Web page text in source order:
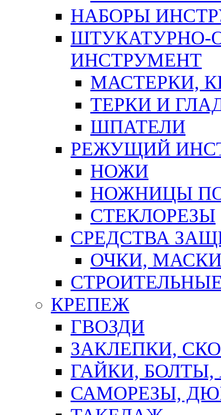
НАБОРЫ
ШТУКАТУРНО-
ИНСТРУМЕНТ
МАСТЕРКИ,
ТЕРКИ И
ШПАТЕЛИ
РЕЖУЩИЙ
НОЖИ
НОЖНИЦЫ
СТЕКЛОРЕЗЫ
СРЕДСТВА
ОЧКИ,
КРЕПЕЖ
ГВОЗДИ
ЗАКЛЕПКИ,
ГАЙКИ,
САМОРЕЗЫ,